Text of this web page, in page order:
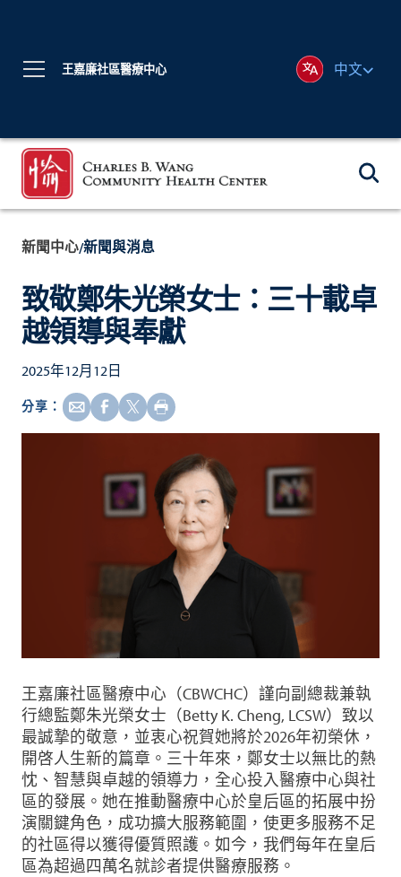
王嘉廉社區醫療中心 中文
新聞中心/新聞與消息
致敬鄭朱光榮女士：三十載卓
越領導與奉獻
2025年12月12日
分享：
王嘉廉社區醫療中心（CBWCHC）謹向副總裁兼執
行總監鄭朱光榮女士（Betty K. Cheng, LCSW）致以
最誠摯的敬意，並衷心祝賀她將於2026年初榮休，
開啓人生新的篇章。三十年來，鄭女士以無比的熱
忱、智慧與卓越的領導力，全心投入醫療中心與社
區的發展。她在推動醫療中心於皇后區的拓展中扮
演關鍵角色，成功擴大服務範圍，使更多服務不足
的社區得以獲得優質照護。如今，我們每年在皇后
區為超過四萬名就診者提供醫療服務。